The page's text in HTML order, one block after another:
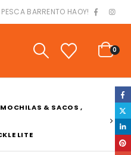
PESCA BARRENTO HAOY!
0
& SACOS ,
LITE